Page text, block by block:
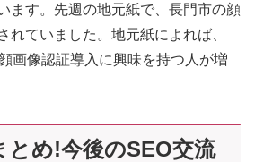
ます。先週の地元紙で、長門市の顔
れていました。地元紙によれば、
画像認証導入に興味を持つ人が増
とめ!今後のSEO交流